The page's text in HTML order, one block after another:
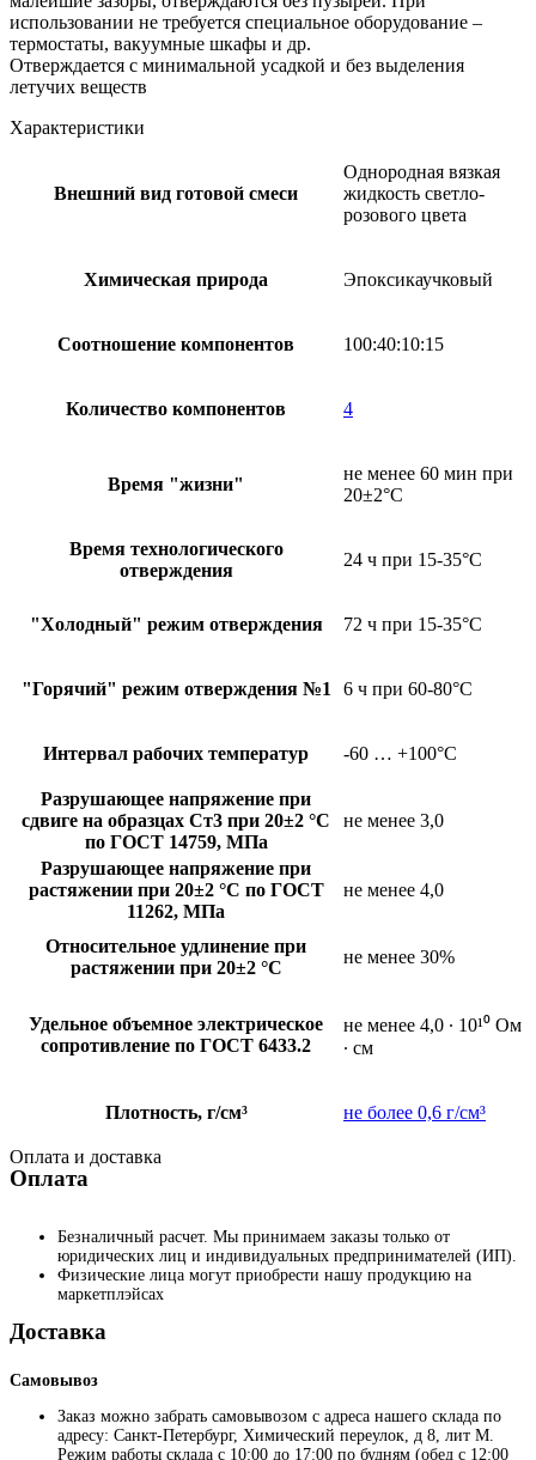
использовании не требуется специальное оборудование –
термостаты, вакуумные шкафы и др.
Отверждается с минимальной усадкой и без выделения
летучих веществ
Характеристики
Внешний вид готовой смеси
Однородная вязкая
жидкость светло-
розового цвета
Химическая природа Эпоксикаучковый
Соотношение компонентов 100:40:10:15
Количество компонентов 4
Время "жизни"
не менее 60 мин при
20±2°C
Время технологического
отверждения
24 ч при 15-35°С
"Холодный" режим отверждения 72 ч при 15-35°C
"Горячий" режим отверждения №1 6 ч при 60-80°C
Интервал рабочих температур -60 … +100°C
Разрушающее напряжение при
сдвиге на образцах Ст3 при 20±2 °C
по ГОСТ 14759, МПа
не менее 3,0
Разрушающее напряжение при
растяжении при 20±2 °C по ГОСТ
11262, МПа
не менее 4,0
Относительное удлинение при
растяжении при 20±2 °C
не менее 30%
Удельное объемное электрическое
сопротивление по ГОСТ 6433.2
не менее 4,0 ∙ 10¹⁰ Ом
∙ см
Плотность, г/см³ не более 0,6 г/см³
Оплата и доставка
Оплата
Безналичный расчет. Мы принимаем заказы только от
юридических лиц и индивидуальных предпринимателей (ИП).
Физические лица могут приобрести нашу продукцию на
маркетплэйсах
Доставка
Самовывоз
Заказ можно забрать самовывозом с адреса нашего склада по
адресу: Санкт-Петербург, Химический переулок, д 8, лит М.
Режим работы склада с 10:00 до 17:00 по будням (обед с 12:00